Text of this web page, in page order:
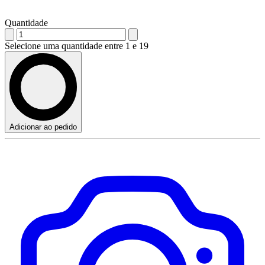
Quantidade
Selecione uma quantidade entre 1 e 19
Adicionar ao pedido